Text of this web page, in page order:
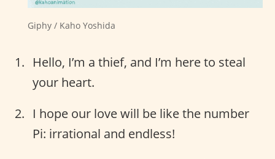
Giphy / Kaho Yoshida
Hello, I’m a thief, and I’m here to steal
your heart.
I hope our love will be like the number
Pi: irrational and endless!